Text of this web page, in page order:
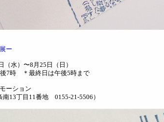
ー
（水）〜8月25日（日）
7時 ＊最終日は午後5時まで
ーション
南13丁目11番地 0155-21-5506）